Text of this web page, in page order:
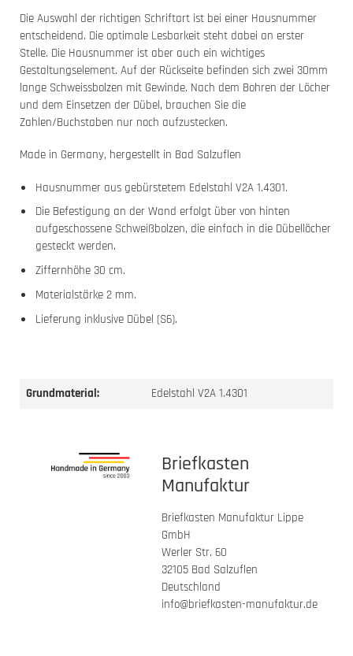
Die Auswahl der richtigen Schriftart ist bei einer Hausnummer
entscheidend. Die optimale Lesbarkeit steht dabei an erster
Stelle. Die Hausnummer ist aber auch ein wichtiges
Gestaltungselement. Auf der Rückseite befinden sich zwei 30mm
lange Schweissbolzen mit Gewinde. Nach dem Bohren der Löcher
und dem Einsetzen der Dübel, brauchen Sie die
Zahlen/Buchstaben nur noch aufzustecken.
Made in Germany, hergestellt in Bad Salzuflen
Hausnummer aus gebürstetem Edelstahl V2A 1.4301.
Die Befestigung an der Wand erfolgt über von hinten
aufgeschossene Schweißbolzen, die einfach in die Dübellöcher
gesteckt werden.
Ziffernhöhe 30 cm.
Materialstärke 2 mm.
Lieferung inklusive Dübel (S6).
Grundmaterial: Edelstahl V2A 1.4301
Briefkasten
Manufaktur
Briefkasten Manufaktur Lippe
GmbH
Werler Str. 60
32105 Bad Salzuflen
Deutschland
info@briefkasten-manufaktur.de